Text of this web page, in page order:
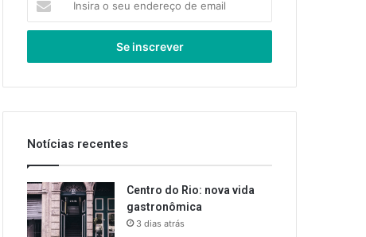
seu
de
Notícias recentes
Centro do Rio: nova vida
gastronômica
3 dias atrás